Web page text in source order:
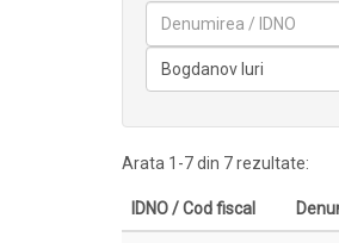
Arata 1-7 din 7 rezultate:
IDNO / Cod fiscal